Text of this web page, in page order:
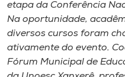
Portal de Ensino
A
etapa da Conferência
Na oportunidade,
diversos cursos foram
ativamente do evento.
Fórum Municipal de